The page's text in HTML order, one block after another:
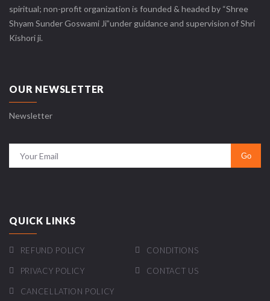
spiritual; non-profit organization is founded & headed by “Shree
Shyam Sunder Goswami Ji”under guidance and supervision of Shri
Kishori ji.
OUR NEWSLETTER
Newsletter
QUICK LINKS
REFUND POLICY CONDITIONS
PRIVACY POLICY CONTACT US
CANCELLATION POLICY